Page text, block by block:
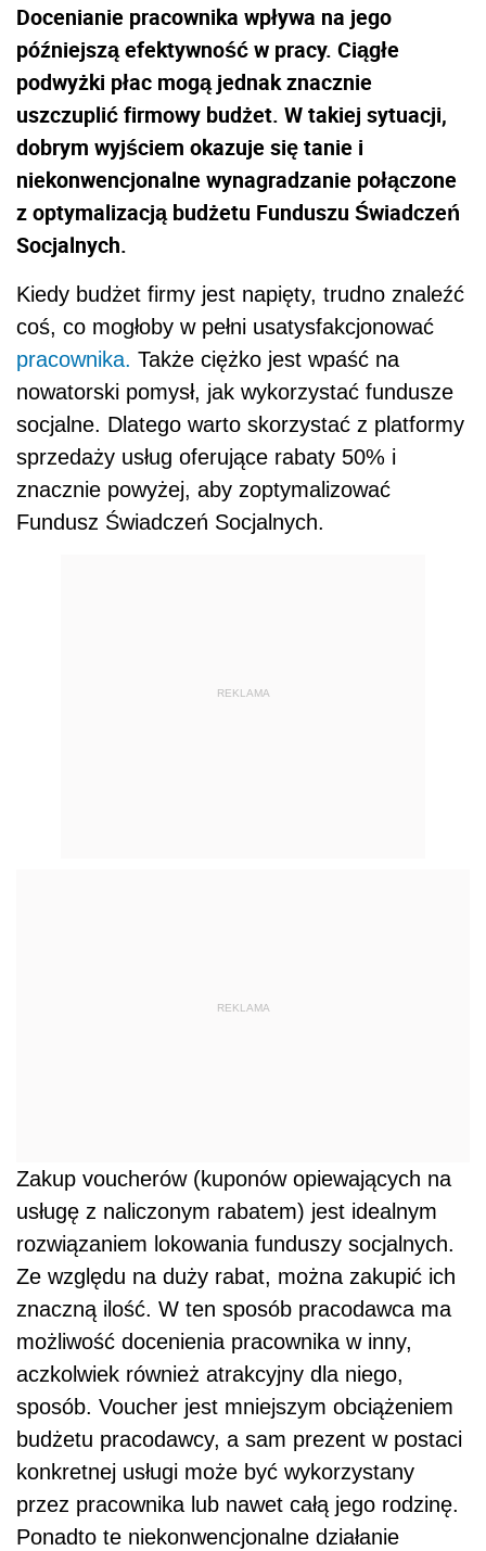
Docenianie pracownika wpływa na jego
późniejszą efektywność w pracy. Ciągłe
podwyżki płac mogą jednak znacznie
uszczuplić firmowy budżet. W takiej sytuacji,
dobrym wyjściem okazuje się tanie i
niekonwencjonalne wynagradzanie połączone
z optymalizacją budżetu Funduszu Świadczeń
Socjalnych.
Kiedy budżet firmy jest napięty, trudno znaleźć
coś, co mogłoby w pełni usatysfakcjonować
pracownika. Także ciężko jest wpaść na
nowatorski pomysł, jak wykorzystać fundusze
socjalne. Dlatego warto skorzystać z platformy
sprzedaży usług oferujące rabaty 50% i
znacznie powyżej, aby zoptymalizować
Fundusz Świadczeń Socjalnych.
REKLAMA
REKLAMA
Zakup voucherów (kuponów opiewających na
usługę z naliczonym rabatem) jest idealnym
rozwiązaniem lokowania funduszy socjalnych.
Ze względu na duży rabat, można zakupić ich
znaczną ilość. W ten sposób pracodawca ma
możliwość docenienia pracownika w inny,
aczkolwiek również atrakcyjny dla niego,
sposób. Voucher jest mniejszym obciążeniem
budżetu pracodawcy, a sam prezent w postaci
konkretnej usługi może być wykorzystany
przez pracownika lub nawet całą jego rodzinę.
Ponadto te niekonwencjonalne działanie